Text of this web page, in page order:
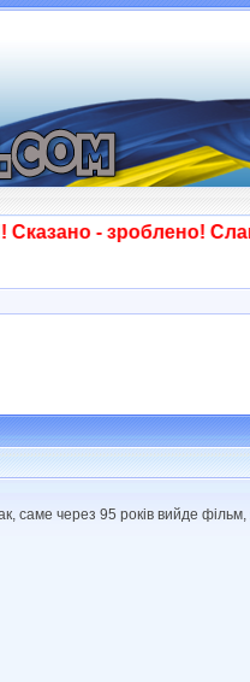
- зроблено!
через 95 років вийде